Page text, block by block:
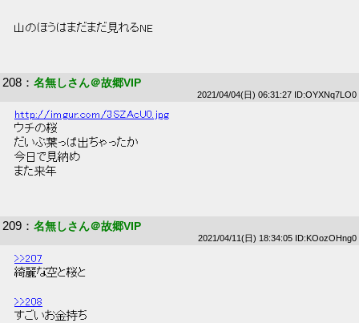
山のほうはまだまだ見れるNE
208 ： 名無しさん＠故郷VIP
2021/04/04(日) 06:31:27 ID:OYXNq7LO0
http://imgur.com/3SZAcU0.jpg
ウチの桜
だいぶ葉っぱ出ちゃったか
今日で見納め
また来年
209 ： 名無しさん＠故郷VIP
2021/04/11(日) 18:34:05 ID:KOozOHng0
>>207
綺麗な空と桜と
>>208
すごいお金持ち